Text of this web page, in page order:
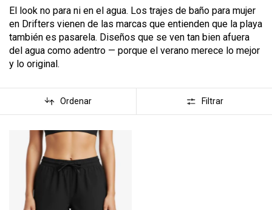
El look no para ni en el agua. Los trajes de baño para mujer
en Drifters vienen de las marcas que entienden que la playa
también es pasarela. Diseños que se ven tan bien afuera
del agua como adentro — porque el verano merece lo mejor
y lo original.
Ordenar Filtrar